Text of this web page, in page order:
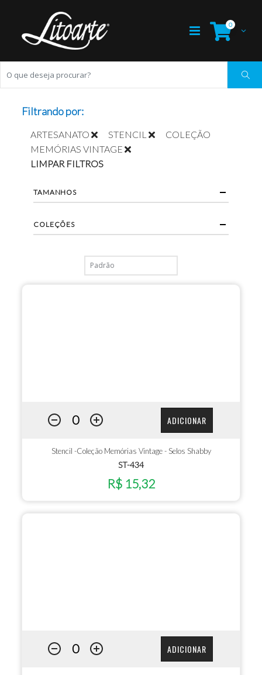
0
ADICIONAR
Stencil -Coleção Memórias Vintage - Selos Shabby
ST-434
R$ 15,32
ADICIONAR
Filtrando por:
ARTESANATO STENCIL
COLEÇÃO
MEMÓRIAS VINTAGE
LIMPAR FILTROS
TAMANHOS
COLEÇÕES